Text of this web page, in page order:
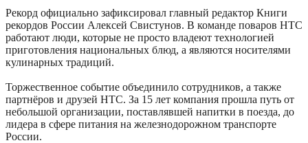
Рекорд официально зафиксировал главный редактор Книги
рекордов России Алексей Свистунов. В команде поваров НТС
работают люди, которые не просто владеют технологией
приготовления национальных блюд, а являются носителями
кулинарных традиций.
Торжественное событие объединило сотрудников, а также
партнёров и друзей НТС. За 15 лет компания прошла путь от
небольшой организации, поставлявшей напитки в поезда, до
лидера в сфере питания на железнодорожном транспорте
России.